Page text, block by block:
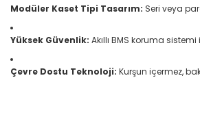
Modüler Kaset Tipi Tasarım: Seri veya
Yüksek Güvenlik: Akıllı BMS koruma
Çevre Dostu Teknoloji: Kurşun içermez,